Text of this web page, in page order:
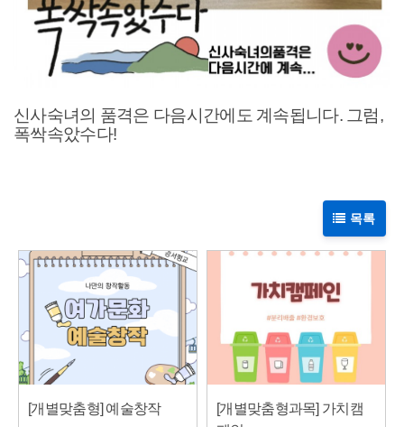
신사숙녀의 품격은 다음시간에도 계속됩니다. 그럼,
폭싹속았수다!
목록
[개별맞춤형] 예술창작
[개별맞춤형과목] 가치캠